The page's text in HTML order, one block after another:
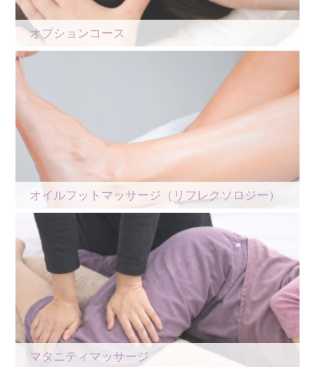
オプションコース
オイルフットマッサージ（リフレクソロジー）
マタニティマッサージ